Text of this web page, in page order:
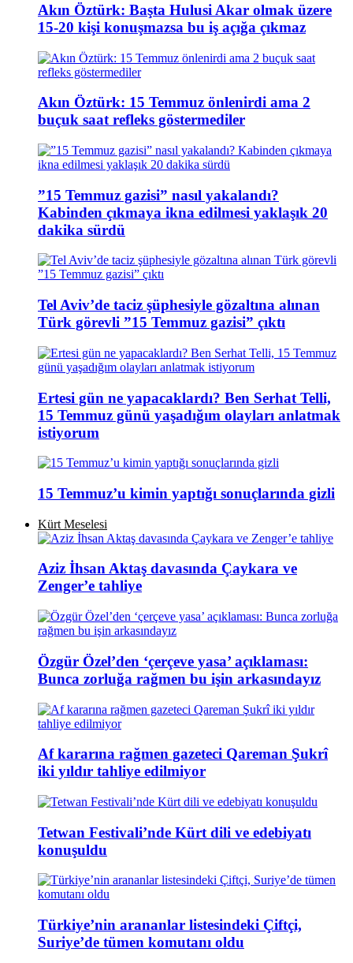
Akın Öztürk: Başta Hulusi Akar olmak üzere
15-20 kişi konuşmazsa bu iş açığa çıkmaz
Akın Öztürk: 15 Temmuz önlenirdi ama 2
buçuk saat refleks göstermediler
”15 Temmuz gazisi” nasıl yakalandı?
Kabinden çıkmaya ikna edilmesi yaklaşık 20
dakika sürdü
Tel Aviv’de taciz şüphesiyle gözaltına alınan
Türk görevli ”15 Temmuz gazisi” çıktı
Ertesi gün ne yapacaklardı? Ben Serhat Telli,
15 Temmuz günü yaşadığım olayları anlatmak
istiyorum
15 Temmuz’u kimin yaptığı sonuçlarında gizli
Kürt Meselesi
Aziz İhsan Aktaş davasında Çaykara ve
Zenger’e tahliye
Özgür Özel’den ‘çerçeve yasa’ açıklaması:
Bunca zorluğa rağmen bu işin arkasındayız
Af kararına rağmen gazeteci Qareman Şukrî
iki yıldır tahliye edilmiyor
Tetwan Festivali’nde Kürt dili ve edebiyatı
konuşuldu
Türkiye’nin arananlar listesindeki Çiftçi,
Suriye’de tümen komutanı oldu